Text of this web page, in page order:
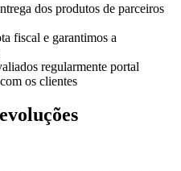
dos produtos de parceiros
fiscal e garantimos a
regularmente portal
os clientes